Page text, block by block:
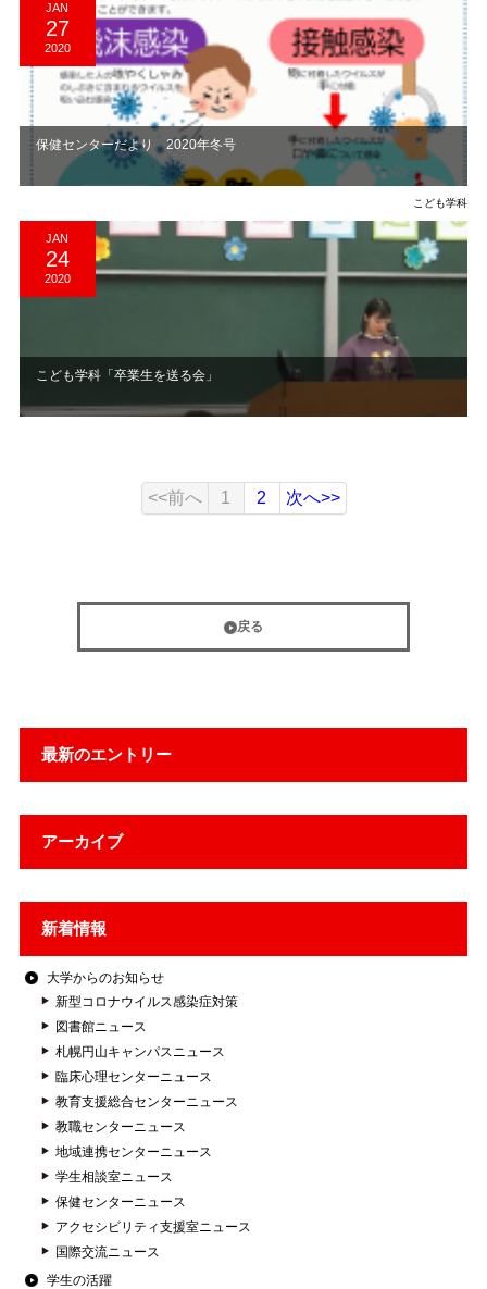
最新のエントリー
アーカイブ
新着情報
大学からのお知らせ
新型コロナウイルス感染症対策
図書館ニュース
札幌円山キャンパスニュース
臨床心理センターニュース
教育支援総合センターニュース
教職センターニュース
地域連携センターニュース
学生相談室ニュース
保健センターニュース
アクセシビリティ支援室ニュース
国際交流ニュース
学生の活躍
JAN
27
2020
保健センターだより 2020年冬号
こども学科
JAN
24
2020
こども学科「卒業生を送る会」
<<前へ 1 2 次へ>>
戻る